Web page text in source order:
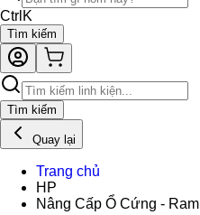
Ctrl K
Tìm kiếm
Tìm kiếm
Quay lại
Trang chủ
HP
Nâng Cấp Ổ Cứng - Ram